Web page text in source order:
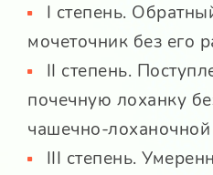
I степень.
мочеточник без его
II степень.
почечную лоханку
чашечно-
III степень.